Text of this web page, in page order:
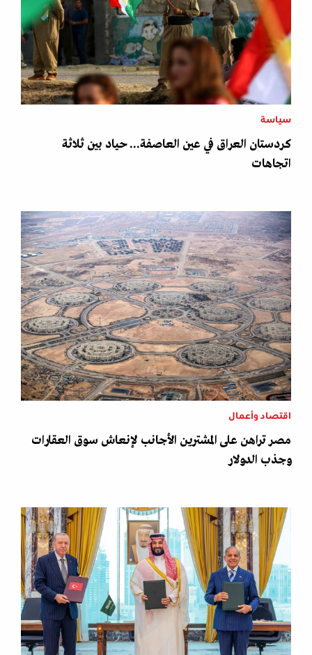
سياسة
كردستان العراق في عين العاصفة... حياد بين ثلاثة
اتجاهات
اقتصاد وأعمال
مصر تراهن على المشترين الأجانب لإنعاش سوق العقارات
وجذب الدولار